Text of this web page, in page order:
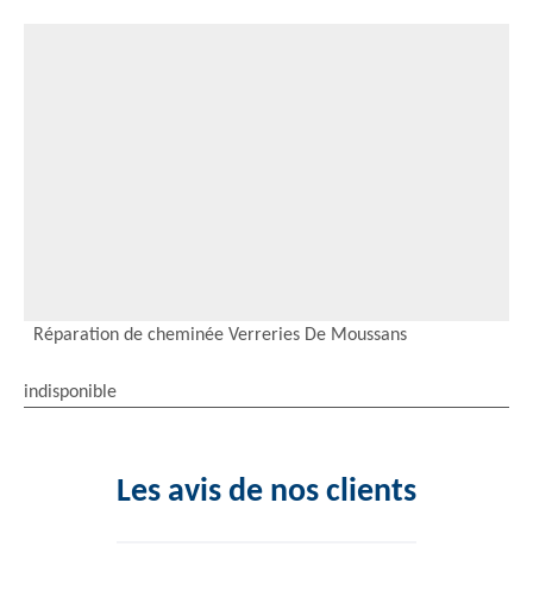
Réparation de cheminée Verreries De Moussans
indisponible
Les avis de nos clients